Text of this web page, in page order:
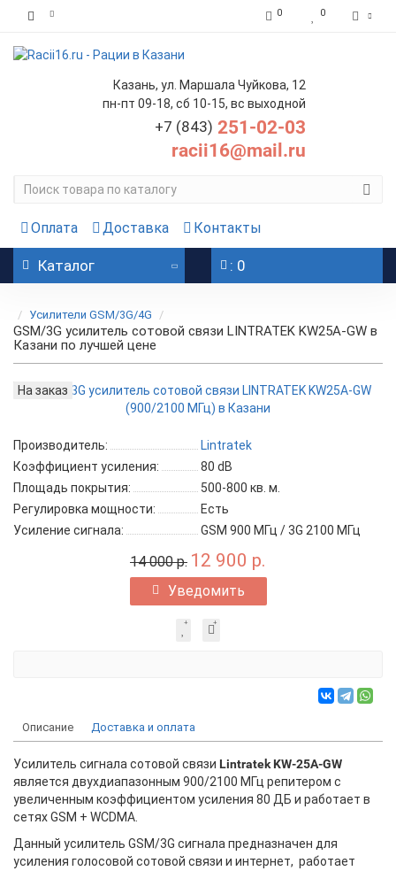
0 0
Казань, ул. Маршала Чуйкова, 12
пн-пт 09-18, сб 10-15, вс выходной
+7 (843) 251-02-03
racii16@mail.ru
Оплата Доставка Контакты
Каталог : 0
Усилители GSM/3G/4G
GSM/3G усилитель сотовой связи LINTRATEK KW25A-GW в
Казани по лучшей цене
На заказ
Производитель:
Lintratek
Коэффициент усиления:
80 dB
Площадь покрытия:
500-800 кв. м.
Регулировка мощности:
Есть
Усиление сигнала:
GSM 900 МГц / 3G 2100 МГц
14 000 р. 12 900 р.
Уведомить
Описание Доставка и оплата
Усилитель сигнала сотовой связи Lintratek KW-25A-GW
является двухдиапазонным 900/2100 МГц репитером с
увеличенным коэффициентом усиления 80 ДБ и работает в
сетях GSM + WCDMA.
Данный усилитель GSM/3G сигнала предназначен для
усиления голосовой сотовой связи и интернет, работает